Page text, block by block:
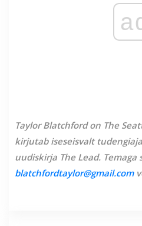
Taylor Blatchford on The
kirjutab iseseisvalt
uudiskirja The Lead.
blatchfordtaylor@gmail.com